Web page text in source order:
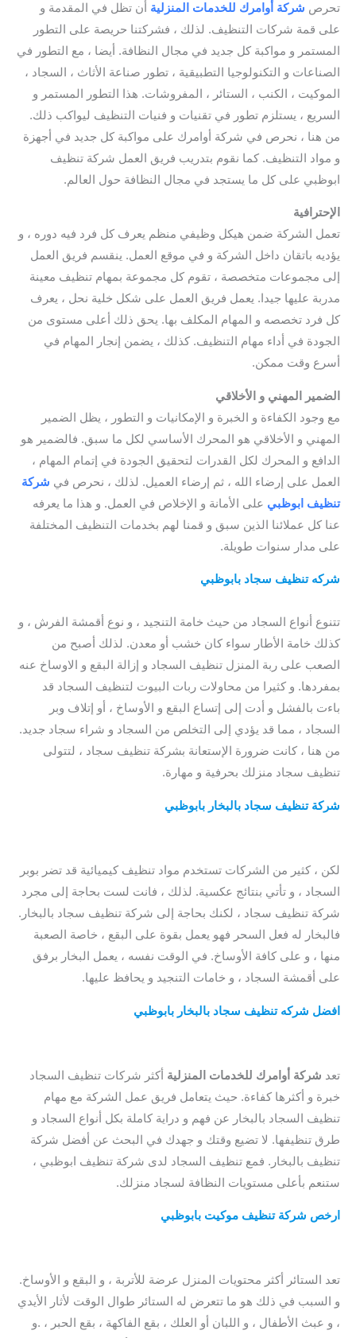
تحرص شركة أوامرك للخدمات المنزلية أن تظل في المقدمة و
على قمة شركات التنظيف. لذلك ، فشركتنا حريصة على التطور
المستمر و مواكبة كل جديد في مجال النظافة. أيضا ، مع التطور في
الصناعات و التكنولوجيا التطبيقية ، تطور صناعة الأثاث ، السجاد ،
الموكيت ، الكنب ، الستائر ، المفروشات. هذا التطور المستمر و
السريع ، يستلزم تطور في تقنيات و فنيات التنظيف ليواكب ذلك.
من هنا ، نحرص في شركة أوامرك على مواكبة كل جديد في أجهزة
و مواد التنظيف. كما نقوم بتدريب فريق العمل شركة تنظيف
ابوظبي على كل ما يستجد في مجال النظافة حول العالم.
الإحترافية
تعمل الشركة ضمن هيكل وظيفي منظم يعرف كل فرد فيه دوره ، و
يؤديه باتقان داخل الشركة و في موقع العمل. ينقسم فريق العمل
إلى مجموعات متخصصة ، تقوم كل مجموعة بمهام تنظيف معينة
مدربة عليها جيدا. يعمل فريق العمل على شكل خلية نحل ، يعرف
كل فرد تخصصه و المهام المكلف بها. يحق ذلك أعلى مستوى من
الجودة في أداء مهام التنظيف. كذلك ، يضمن إنجار المهام في
أسرع وقت ممكن.
الضمير المهني و الأخلاقي
مع وجود الكفاءة و الخبرة و الإمكانيات و التطور ، يظل الضمير
المهني و الأخلاقي هو المحرك الأساسي لكل ما سبق. فالضمير هو
الدافع و المحرك لكل القدرات لتحقيق الجودة في إتمام المهام ،
العمل على إرضاء الله ، ثم إرضاء العميل. لذلك ، نحرص في شركة
تنظيف ابوظبي على الأمانة و الإخلاص في العمل. و هذا ما يعرفه
عنا كل عملائنا الذين سبق و قمنا لهم بخدمات التنظيف المختلفة
على مدار سنوات طويلة.
شركه تنظيف سجاد بابوظبي
تتنوع أنواع السجاد من حيث خامة التنجيد ، و نوع أقمشة الفرش ، و
كذلك خامة الأطار سواء كان خشب أو معدن. لذلك أصبح من
الصعب على ربة المنزل تنظيف السجاد و إزالة البقع و الاوساخ عنه
بمفردها. و كثيرا من محاولات ربات البيوت لتنظيف السجاد قد
باءت بالفشل و أدت إلى إتساع البقع و الأوساخ ، أو إتلاف وبر
السجاد ، مما قد يؤدي إلى التخلص من السجاد و شراء سجاد جديد.
من هنا ، كانت ضرورة الإستعانة بشركة تنظيف سجاد ، لتتولى
تنظيف سجاد منزلك بحرفية و مهارة.
شركة تنظيف سجاد بالبخار بابوظبي
لكن ، كثير من الشركات تستخدم مواد تنظيف كيميائية قد تضر بوبر
السجاد ، و تأتي بنتائج عكسية. لذلك ، فانت لست بحاجة إلى مجرد
شركة تنظيف سجاد ، لكنك بحاجة إلى شركة تنظيف سجاد بالبخار.
فالبخار له فعل السحر فهو يعمل بقوة على البقع ، خاصة الصعبة
منها ، و على كافة الأوساخ. في الوقت نفسه ، يعمل البخار برفق
على أقمشة السجاد ، و خامات التنجيد و يحافظ عليها.
افضل شركه تنظيف سجاد بالبخار بابوظبي
تعد شركة أوامرك للخدمات المنزلية أكثر شركات تنظيف السجاد
خبرة و أكثرها كفاءة. حيث يتعامل فريق عمل الشركة مع مهام
تنظيف السجاد بالبخار عن فهم و دراية كاملة بكل أنواع السجاد و
طرق تنظيفها. لا تضيع وقتك و جهدك في البحث عن أفضل شركة
تنظيف بالبخار. فمع تنظيف السجاد لدى شركة تنظيف ابوظبي ،
ستنعم بأعلى مستويات النظافة لسجاد منزلك.
ارخص شركة تنظيف موكيت بابوظبي
تعد الستائر أكثر محتويات المنزل عرضة للأتربة ، و البقع و الأوساخ.
و السبب في ذلك هو ما تتعرض له الستائر طوال الوقت لأثار الأيدي
، و عبث الأطفال ، و اللبان أو العلك ، بقع الفاكهة ، بقع الحبر ، .و